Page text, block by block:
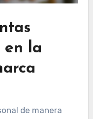
en la
de manera